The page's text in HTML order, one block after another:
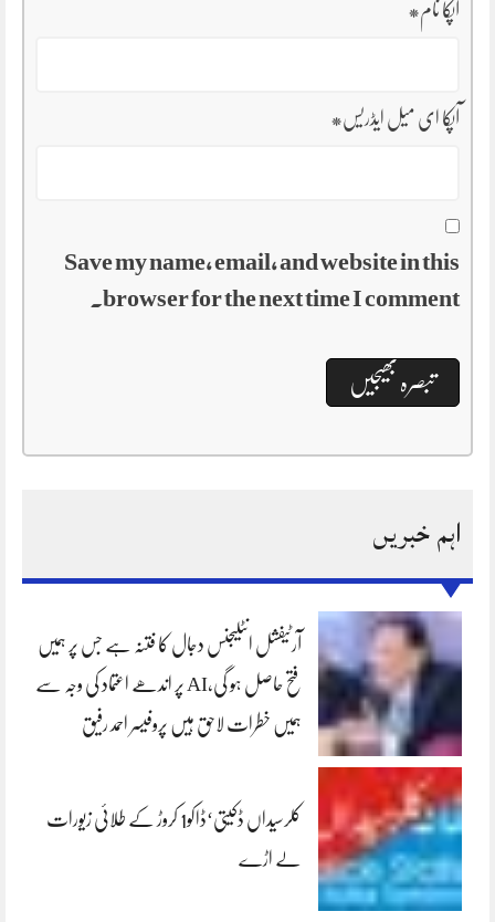
آپکا نام*
آپکا ای میل ایڈریس*
Save my name, email, and website in this
browser for the next time I comment.
اہم خبریں
آرٹیفشل انٹلیجنس دجال کا فتنہ ہے جس پر ہمیں
فتح حاصل ہو گی،AI پر اندھے اعتماد کی وجہ سے
ہمیں خطرات لاحق ہیں پروفیسر احمد رفیق
کلرسیداں ڈکیتی‘ڈاکو1 کروڑ کے طلائی زیورات
لے اڑے